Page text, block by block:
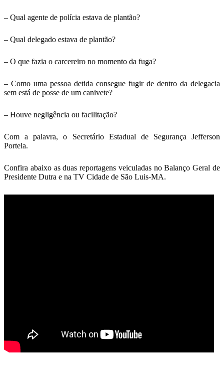
– Qual agente de polícia estava de plantão?
– Qual delegado estava de plantão?
– O que fazia o carcereiro no momento da fuga?
– Como uma pessoa detida consegue fugir de dentro da delegacia
sem está de posse de um canivete?
– Houve negligência ou facilitação?
Com a palavra, o Secretário Estadual de Segurança Jefferson
Portela.
Confira abaixo as duas reportagens veiculadas no Balanço Geral de
Presidente Dutra e na TV Cidade de São Luis-MA.